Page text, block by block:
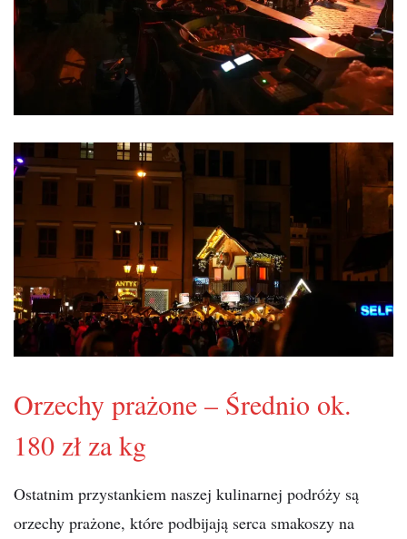
Orzechy prażone – Średnio ok.
180 zł za kg
Ostatnim przystankiem naszej kulinarnej podróży są
orzechy prażone, które podbijają serca smakoszy na